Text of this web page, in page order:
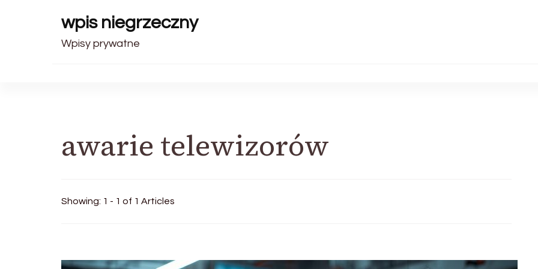
wpis niegrzeczny
Wpisy prywatne
awarie telewizorów
Showing: 1 - 1 of 1 Articles